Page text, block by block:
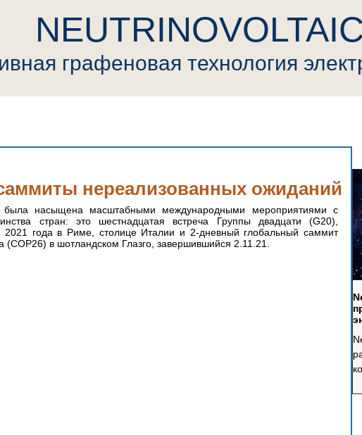
NEUTRINOVOLTAIC
графеновая технология
нереализованных ожиданий
насыщена масштабными международными мероприятиями с
стран: это шестнадцатая встреча Группы двадцати (G20),
года в Риме, столице Италии и 2-дневный глобальный саммит
в шотландском Глазго, завершившийся 2.11.21.